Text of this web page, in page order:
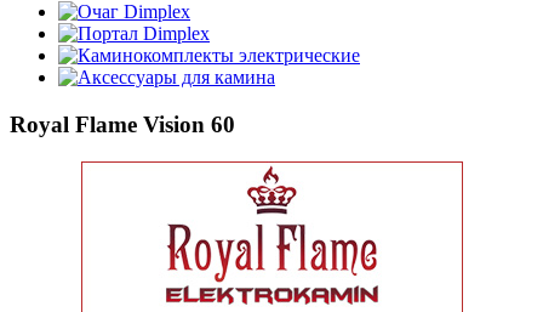
Очаг Dimplex
Портал Dimplex
Каминокомплекты электрические
Аксессуары для камина
Royal Flame Vision 60